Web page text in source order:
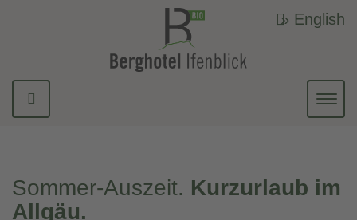
» English
Sommer-Auszeit. Kurzurlaub im
Allgäu.